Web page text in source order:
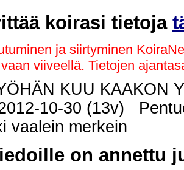
koirasi tietoja
ja siirtyminen
viiveellä. Tietojen
KUU KAAKON
10-30 (13v)
vaalein merkein
on annettu